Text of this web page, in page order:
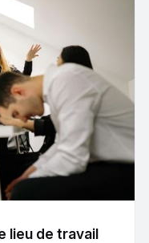
lieu de travail